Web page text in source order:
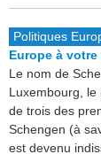
Politiques
Europe à
Le nom de
Luxembourg,
de trois des
Schengen (à
est devenu